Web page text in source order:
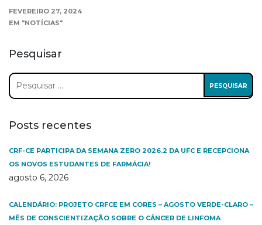
FEVEREIRO 27, 2024
EM "NOTÍCIAS"
Pesquisar
Pesquisar
por:
Posts recentes
CRF-CE PARTICIPA DA SEMANA ZERO 2026.2 DA UFC E RECEPCIONA
OS NOVOS ESTUDANTES DE FARMÁCIA!
agosto 6, 2026
CALENDÁRIO: PROJETO CRFCE EM CORES – AGOSTO VERDE-CLARO –
MÊS DE CONSCIENTIZAÇÃO SOBRE O CÂNCER DE LINFOMA